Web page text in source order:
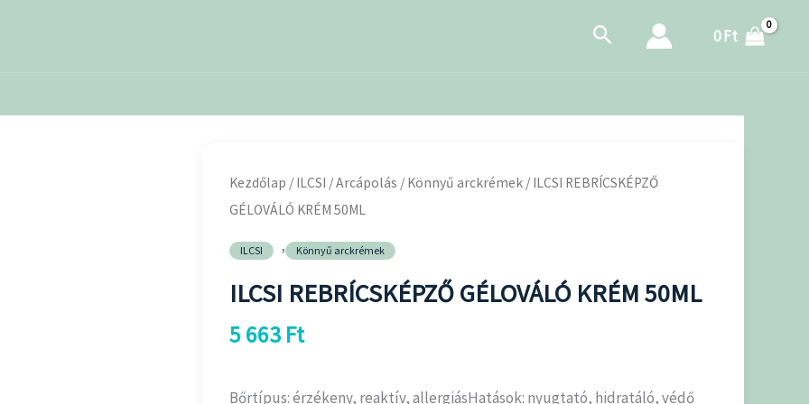
Search 0Ft
Kezdőlap / ILCSI /Arcápolás / Könnyű arckrémek / ILCSI REBRÍCSKÉPZŐ
GÉLOVÁLÓ KRÉM 50ML
ILCSI , Könnyű arckrémek
ILCSI REBRÍCSKÉPZŐ GÉLOVÁLÓ KRÉM 50ML
5 663 Ft
Bőrtípus: érzékeny, reaktív, allergiásHatások: nyugtató, hidratáló, védő
REBRÍCSKÉPZŐ
GÉLOVÁLÓ
50ML
mennyiség